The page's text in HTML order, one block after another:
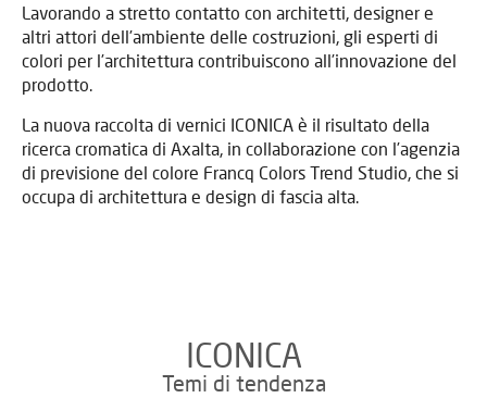
Lavorando a stretto contatto con architetti, designer e
altri attori dell’ambiente delle costruzioni, gli esperti di
colori per l’architettura contribuiscono all’innovazione del
prodotto.
La nuova raccolta di vernici ICONICA è il risultato della
ricerca cromatica di Axalta, in collaborazione con l’agenzia
di previsione del colore Francq Colors Trend Studio, che si
occupa di architettura e design di fascia alta.
ICONICA
Temi di tendenza